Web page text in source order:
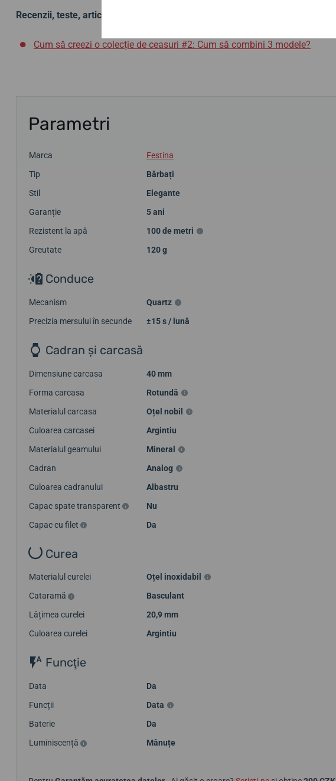
Recenzii, teste, articole:
Cum să creezi o colecție de ceasuri #2: Cum să combini 3 modele?
Parametri
Marca
Festina
Tip
Bărbați
Stil
Elegante
Garanție
5 ani
Rezistent la apă
100 de metri
Greutate
120 g
Conduce
Mecanism
Quartz
Precizia mersului în secunde
±15 s / lună
Cadran și carcasă
Dimensiune carcasa
40 mm
Forma carcasa
Rotundă
Materialul carcasa
Oțel nobil
Culoarea carcasei
Argintiu
Materialul geamului
Mineral
Cadran
Analog
Culoarea cadranului
Albastru
Capac spate transparent
Nu
Capac cu filet
Da
Curea
Materialul curelei
Oțel inoxidabil
Cataramă
Basculant
Lățimea curelei
20,9 mm
Culoarea curelei
Argintiu
Funcţie
Data
Da
Funcții
Data
Baterie
Da
Luminiscență
Mânuțe